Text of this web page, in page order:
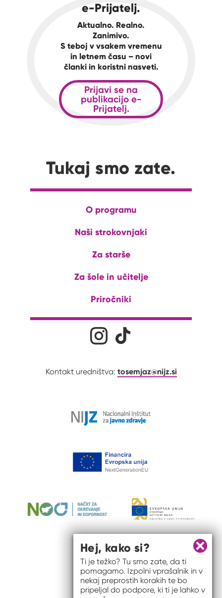
e-Prijatelj.
Aktualno. Realno.
Zanimivo.
S teboj v vsakem vremenu
in letnem času – novi
članki in koristni nasveti.
Prijavi se na
publikacijo e-
Prijatelj.
Tukaj smo zate.
O programu
Naši strokovnjaki
Za starše
Za šole in učitelje
Priročniki
Družabna omrežja
Kontakt uredništva: tosemjaz@nijz.si
Zapri
Hej, kako si?
Ti je težko? Tu smo zate, da ti
pomagamo. Izpolni vprašalnik in v
nekaj preprostih korakih te bo
pripeljal do podpore, ki ti je lahko v